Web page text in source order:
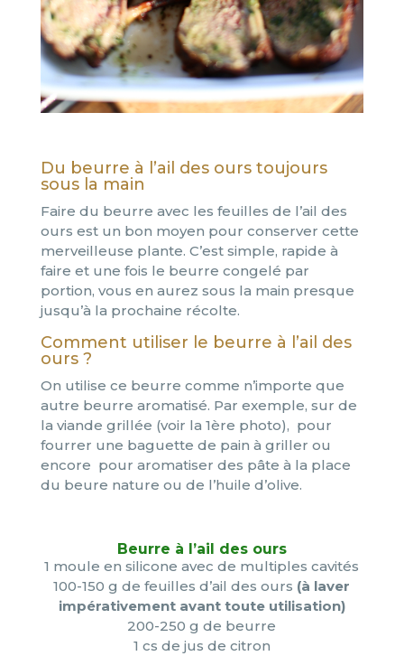
Du beurre à l’ail des ours toujours
sous la main
Faire du beurre avec les feuilles de l’ail des
ours est un bon moyen pour conserver cette
merveilleuse plante. C’est simple, rapide à
faire et une fois le beurre congelé par
portion, vous en aurez sous la main presque
jusqu’à la prochaine récolte.
Comment utiliser le beurre à l’ail des
ours ?
On utilise ce beurre comme n’importe que
autre beurre aromatisé. Par exemple, sur de
la viande grillée (voir la 1ère photo), pour
fourrer une baguette de pain à griller ou
encore pour aromatiser des pâte à la place
du beure nature ou de l’huile d’olive.
Beurre à l’ail des ours
1 moule en silicone avec de multiples cavités
100-150 g de feuilles d’ail des ours (à laver
impérativement avant toute utilisation)
200-250 g de beurre
1 cs de jus de citron